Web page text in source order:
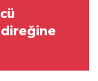
direğine